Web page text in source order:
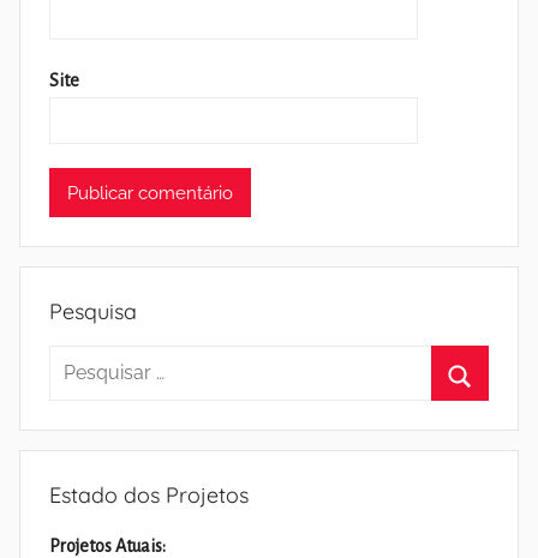
Site
Pesquisa
Pesquisar
Estado dos Projetos
Projetos Atuais: